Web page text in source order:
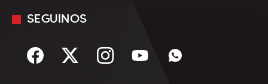
Sociedad
Mediakit
Términos y condiciones
SEGUINOS